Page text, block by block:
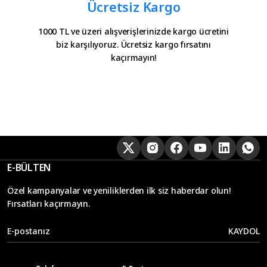
Ücretsiz Kargo
1000 TL ve üzeri alışverişlerinizde kargo ücretini
biz karşılıyoruz. Ücretsiz kargo fırsatını
kaçırmayın!
E-BÜLTEN
Özel kampanyalar ve yeniliklerden ilk siz haberdar olun!
Fırsatları kaçırmayın.
KAYDOL